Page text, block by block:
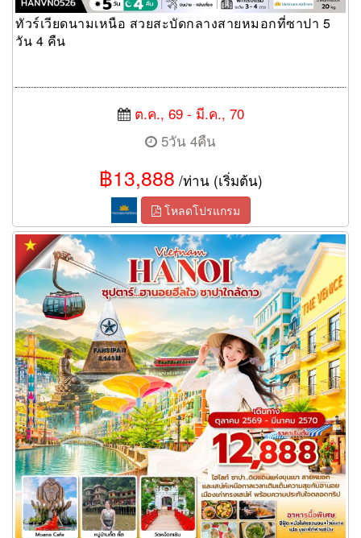
ทัวร์เวียดนามเหนือ สวยสะบัดกลางสายหมอกที่ซาปา 5
วัน 4 คืน
ต.ค., 69 - มี.ค., 70
5วัน 4คืน
฿13,888 /ท่าน (เริ่มต้น)
โหลดโปรแกรม
ทัวร์เวียดนามเหนือ ฮานอยฮีลใจ ซาปาใกล้ดาว 4 วัน 3 คืน